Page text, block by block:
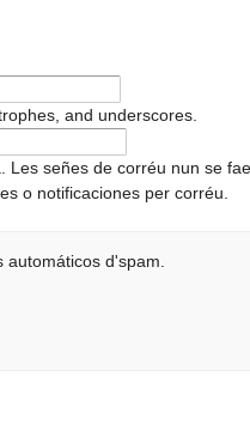
and underscores.
Les señes de corréu nun se
o notificaciones per corréu.
automáticos d'spam.